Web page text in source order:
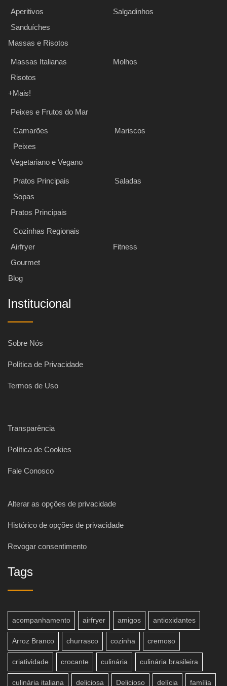
Aperitivos
Salgadinhos
Sanduíches
Massas e Risotos
Massas Italianas
Molhos
Risotos
+Mais!
Peixes e Frutos do Mar
Camarões
Mariscos
Peixes
Vegetariano e Vegano
Pratos Principais
Saladas
Sopas
Pratos Principais
Cozinhas Regionais
Airfryer
Fitness
Gourmet
Blog
Institucional
Sobre Nós
Política de Privacidade
Termos de Uso
Transparência
Política de Cookies
Fale Conosco
Alterar as opções de privacidade
Histórico de opções de privacidade
Revogar consentimento
Tags
acompanhamento airfryer amigos antioxidantes
Arroz Branco churrasco cozinha cremoso
criatividade crocante culinária culinária brasileira
culinária italiana deliciosa Delicioso delícia família